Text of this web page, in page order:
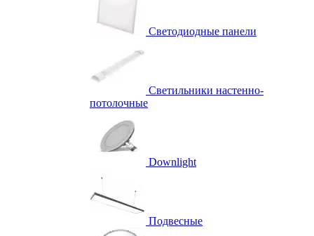
Светодиодные панели
Светильники настенно-
потолочные
Downlight
Подвесные